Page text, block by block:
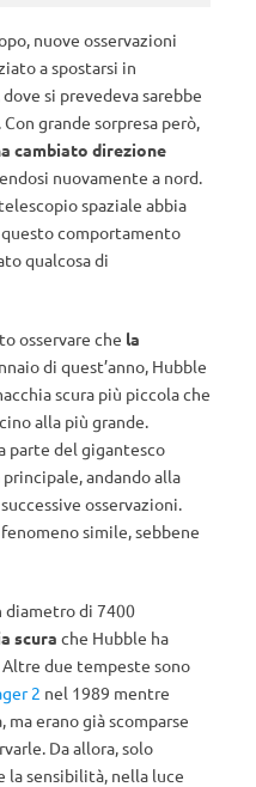
nuove osservazioni
a spostarsi in
si prevedeva sarebbe
grande sorpresa però,
cambiato direzione
nuovamente a nord.
spaziale abbia
comportamento
qualcosa di
osservare che la
di quest’anno, Hubble
scura più piccola che
alla più grande.
parte del gigantesco
andando alla
osservazioni.
simile, sebbene
diametro di 7400
scura che Hubble ha
due tempeste sono
2 nel 1989 mentre
erano già scomparse
Da allora, solo
la sensibilità, nella luce